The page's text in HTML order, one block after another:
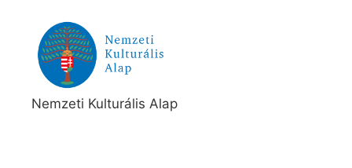
Nemzeti Kulturális Alap